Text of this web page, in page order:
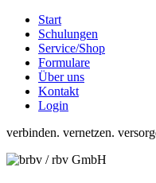
Start
Schulungen
Service/Shop
Formulare
Über uns
Kontakt
Login
verbinden. vernetzen.